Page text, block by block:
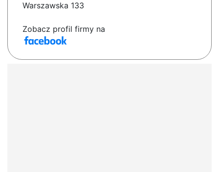
Warszawska 133
Zobacz profil firmy na